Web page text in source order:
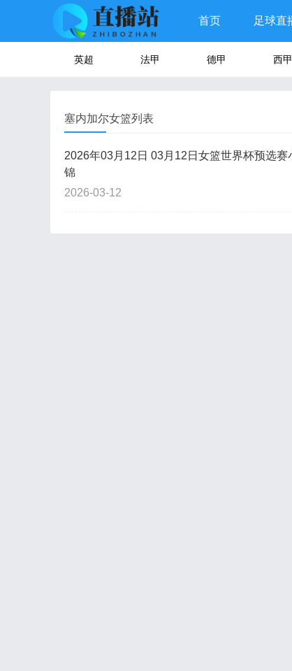
首页 足球直
英超 法甲 德甲 西甲
塞内加尔女篮列表
2026年03月12日 03月12日女篮世界杯预选
锦
2026-03-12